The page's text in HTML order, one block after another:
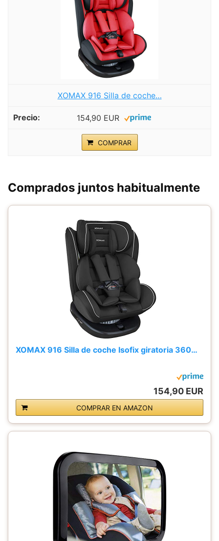
XOMAX 916 Silla de coche…
154,90 EUR
COMPRAR
Comprados juntos habitualmente
XOMAX 916 Silla de coche Isofix giratoria 360…
154,90 EUR
COMPRAR EN AMAZON